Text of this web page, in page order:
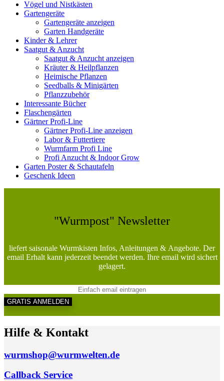
Vögel und Nistkästen
Gartengeräte
Gartengeräte anzeigen
Garten Handgeräte
Kinder & Lehrer
Saatgut & Anzucht
Saatgut & Anzucht anzeigen
Kräuter & Heilpflanzen
Heimische Pflanzen
Seedballs & Minigärten
Pflanzzubehör
Interessante Bücher
Flaschengärten
Gärtner Profi-Line
Gärtner Profi-Line anzeigen
Labor & Futtertiere
Wurmfarm Profi Line
Profi Anzucht & Indoor Grow
Garten Poster & Schautafeln
Geschenk Ideen
"Wurmpost" Newsletter
liefert saisonale Wurmkisten Infos, Anleitungen & Angebote. Der
email Erhalt kann jederzeit beendet werden. Ihre email wird sichert
gelagert.
Hilfe & Kontakt
wurmshop@wurmwelten.de
Callback Service